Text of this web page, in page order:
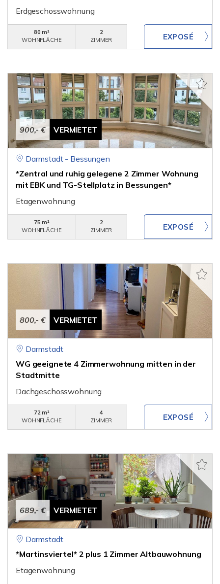
Erdgeschosswohnung
80 m²
WOHNFLÄCHE
2
ZIMMER
900,- € VERMIETET
Darmstadt - Bessungen
*Zentral und ruhig gelegene 2 Zimmer Wohnung
mit EBK und TG-Stellplatz in Bessungen*
Etagenwohnung
75 m²
WOHNFLÄCHE
2
ZIMMER
800,- € VERMIETET
Darmstadt
WG geeignete 4 Zimmerwohnung mitten in der
Stadtmitte
Dachgeschosswohnung
72 m²
WOHNFLÄCHE
4
ZIMMER
689,- € VERMIETET
Darmstadt
*Martinsviertel* 2 plus 1 Zimmer Altbauwohnung
Etagenwohnung